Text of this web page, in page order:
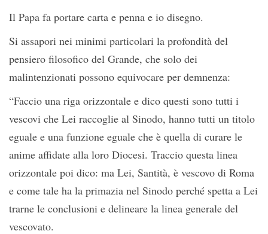
Il Papa fa portare carta e penna e io disegno.
Si assapori nei minimi particolari la profondità del
pensiero filosofico del Grande, che solo dei
malintenzionati possono equivocare per demnenza:
“Faccio una riga orizzontale e dico questi sono tutti i
vescovi che Lei raccoglie al Sinodo, hanno tutti un titolo
eguale e una funzione eguale che è quella di curare le
anime affidate alla loro Diocesi. Traccio questa linea
orizzontale poi dico: ma Lei, Santità, è vescovo di Roma
e come tale ha la primazia nel Sinodo perché spetta a Lei
trarne le conclusioni e delineare la linea generale del
vescovato.